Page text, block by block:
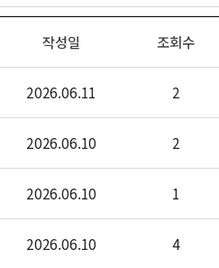
작성일 조회수
2026.06.11 2
2026.06.10 2
2026.06.10 1
2026.06.10 4